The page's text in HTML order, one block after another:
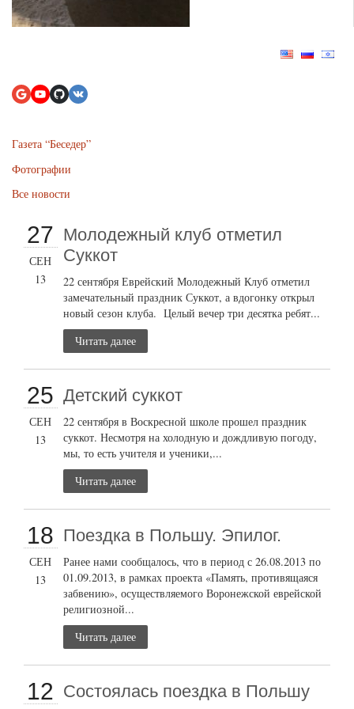
Газета “Беседер”
Фотографии
Все новости
27
СЕН
13
Молодежный клуб отметил
Суккот
22 сентября Еврейский Молодежный Клуб отметил
замечательный праздник Суккот, а вдогонку открыл
новый сезон клуба. Целый вечер три десятка ребят...
Читать далее
25
СЕН
13
Детский суккот
22 сентября в Воскресной школе прошел праздник
суккот. Несмотря на холодную и дождливую погоду,
мы, то есть учителя и ученики,...
Читать далее
18
СЕН
13
Поездка в Польшу. Эпилог.
Ранее нами сообщалось, что в период с 26.08.2013 по
01.09.2013, в рамках проекта «Память, противящаяся
забвению», осуществляемого Воронежской еврейской
религиозной...
Читать далее
12 Состоялась поездка в Польшу